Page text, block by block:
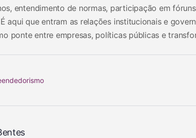
entendimento de normas, participação em
aqui que entram as relações institucionais e
ponte entre empresas, políticas públicas e